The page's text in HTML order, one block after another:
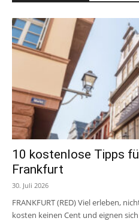
10 kostenlose Tipps
Frankfurt
30. Juli 2026
FRANKFURT (RED) Viel erleben,
kosten keinen Cent und eignen